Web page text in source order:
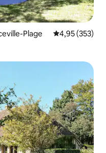
Plage Průměrné
4,95 (353)